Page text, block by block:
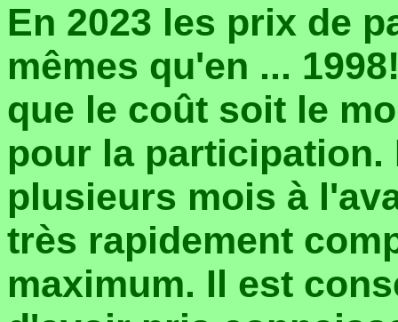
En 2023 les prix de
mêmes qu'en ...
que le coût soit le
pour la
plusieurs mois à
très rapidement
maximum. Il est